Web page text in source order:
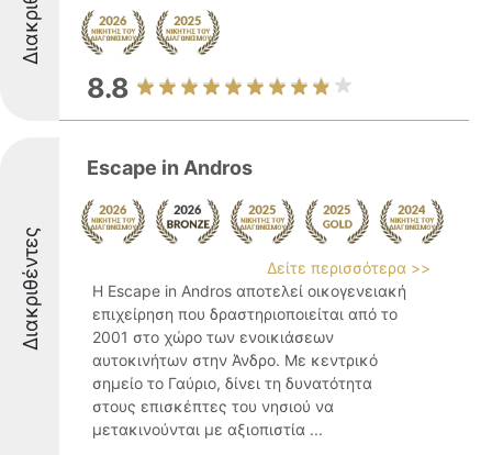
8.8
Διακριθέντες
Escape in Andros
Δείτε περισσότερα >>
Η Escape in Andros αποτελεί οικογενειακή
επιχείρηση που δραστηριοποιείται από το
2001 στο χώρο των ενοικιάσεων
αυτοκινήτων στην Άνδρο. Με κεντρικό
σημείο το Γαύριο, δίνει τη δυνατότητα
στους επισκέπτες του νησιού να
μετακινούνται με αξιοπιστία ...